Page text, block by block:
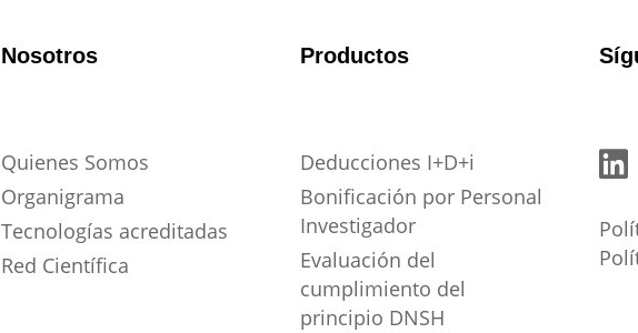
Nosotros
Quienes Somos
Organigrama
Tecnologías acreditadas
Red Científica
Productos
Deducciones I+D+i
Bonificación por Personal
Investigador
Evaluación del
cumplimiento del
principio DNSH